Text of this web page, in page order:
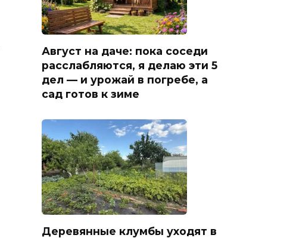
Август на даче: пока соседи
расслабляются, я делаю эти 5
дел — и урожай в погребе, а
сад готов к зиме
Деревянные клумбы уходят в